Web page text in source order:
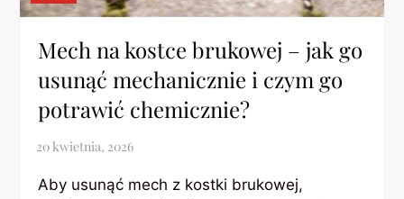
Mech na kostce brukowej – jak go
usunąć mechanicznie i czym go
potrawić chemicznie?
Aby usunąć mech z kostki brukowej,